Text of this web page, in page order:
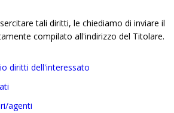
tali diritti, le chiediamo di inviare il
compilato all'indirizzo del Titolare.
diritti dell'interessato
agenti